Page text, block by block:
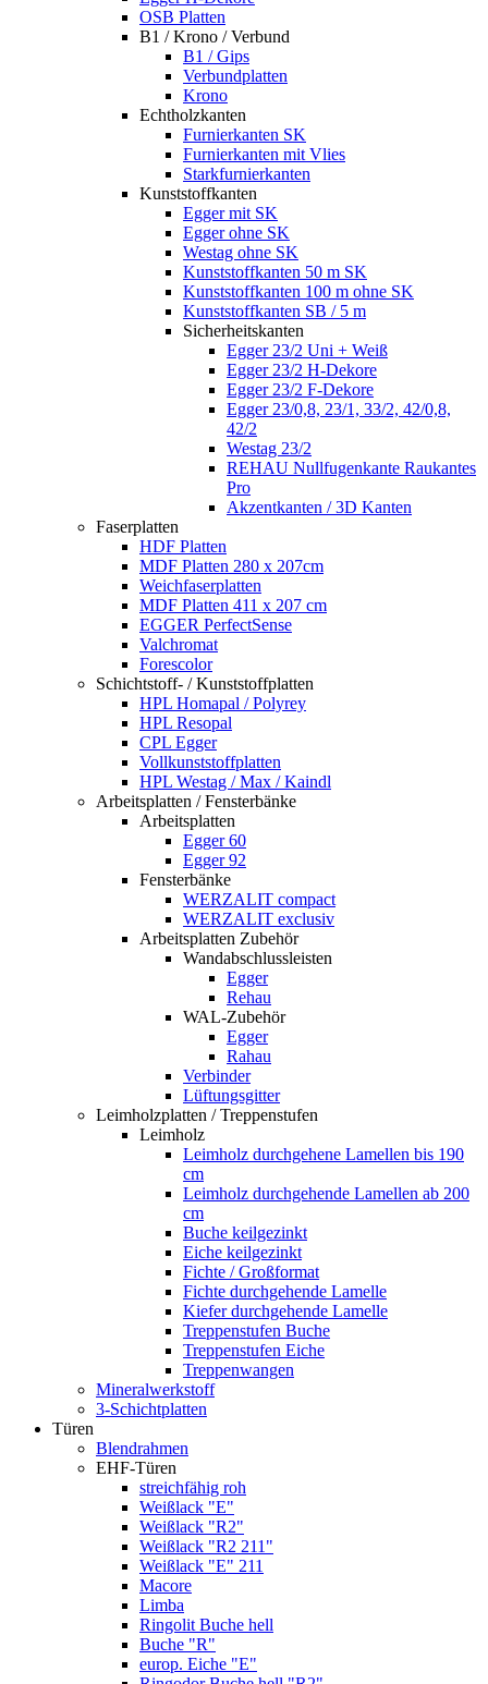
OSB Platten
B1 / Krono / Verbund
B1 / Gips
Verbundplatten
Krono
Echtholzkanten
Furnierkanten SK
Furnierkanten mit Vlies
Starkfurnierkanten
Kunststoffkanten
Egger mit SK
Egger ohne SK
Westag ohne SK
Kunststoffkanten 50 m SK
Kunststoffkanten 100 m ohne SK
Kunststoffkanten SB / 5 m
Sicherheitskanten
Egger 23/2 Uni + Weiß
Egger 23/2 H-Dekore
Egger 23/2 F-Dekore
Egger 23/0,8, 23/1, 33/2, 42/0,8,
42/2
Westag 23/2
REHAU Nullfugenkante Raukantes
Pro
Akzentkanten / 3D Kanten
Faserplatten
HDF Platten
MDF Platten 280 x 207cm
Weichfaserplatten
MDF Platten 411 x 207 cm
EGGER PerfectSense
Valchromat
Forescolor
Schichtstoff- / Kunststoffplatten
HPL Homapal / Polyrey
HPL Resopal
CPL Egger
Vollkunststoffplatten
HPL Westag / Max / Kaindl
Arbeitsplatten / Fensterbänke
Arbeitsplatten
Egger 60
Egger 92
Fensterbänke
WERZALIT compact
WERZALIT exclusiv
Arbeitsplatten Zubehör
Wandabschlussleisten
Egger
Rehau
WAL-Zubehör
Egger
Rahau
Verbinder
Lüftungsgitter
Leimholzplatten / Treppenstufen
Leimholz
Leimholz durchgehene Lamellen bis 190
cm
Leimholz durchgehende Lamellen ab 200
cm
Buche keilgezinkt
Eiche keilgezinkt
Fichte / Großformat
Fichte durchgehende Lamelle
Kiefer durchgehende Lamelle
Treppenstufen Buche
Treppenstufen Eiche
Treppenwangen
Mineralwerkstoff
3-Schichtplatten
Türen
Blendrahmen
EHF-Türen
streichfähig roh
Weißlack "E"
Weißlack "R2"
Weißlack "R2 211"
Weißlack "E" 211
Macore
Limba
Ringolit Buche hell
Buche "R"
europ. Eiche "E"